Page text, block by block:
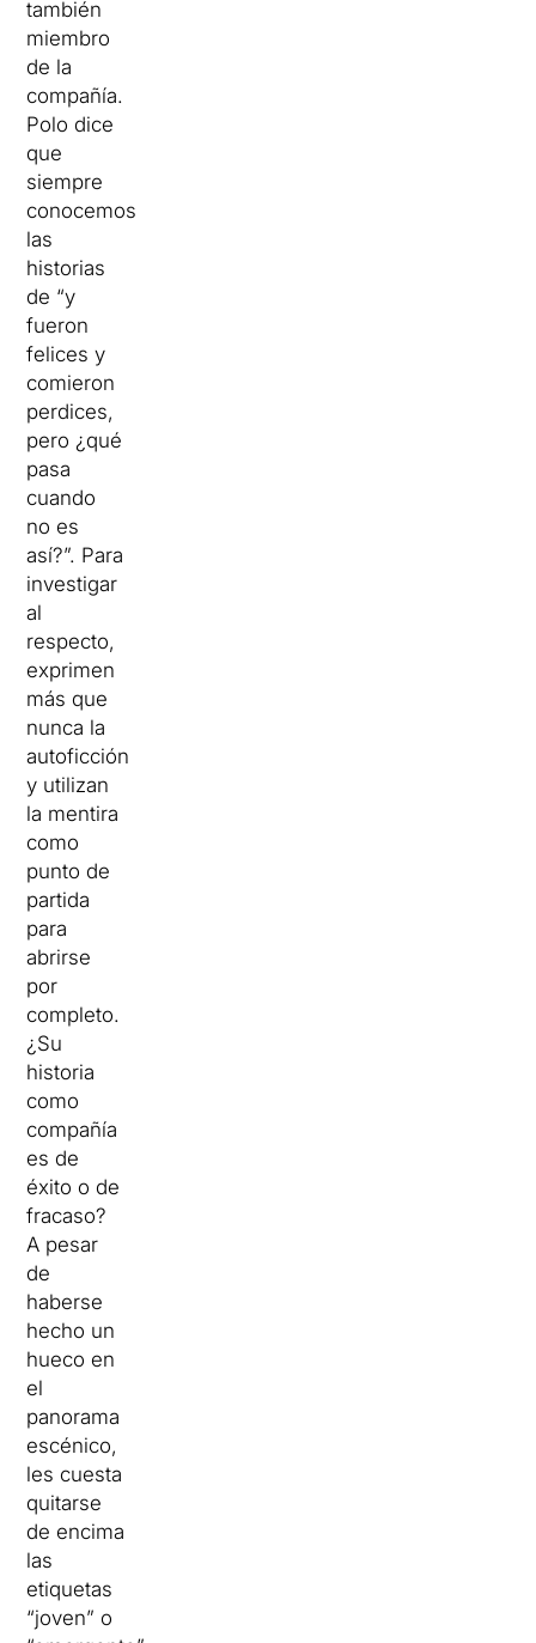
también
miembro
de la
compañía.
Polo dice
que
siempre
conocemos
las
historias
de “y
fueron
felices y
comieron
perdices,
pero ¿qué
pasa
cuando
no es
así?”. Para
investigar
al
respecto,
exprimen
más que
nunca la
autoficción
y utilizan
la mentira
como
punto de
partida
para
abrirse
por
completo.
¿Su
historia
como
compañía
es de
éxito o de
fracaso?
A pesar
de
haberse
hecho un
hueco en
el
panorama
escénico,
les cuesta
quitarse
de encima
las
etiquetas
“joven” o